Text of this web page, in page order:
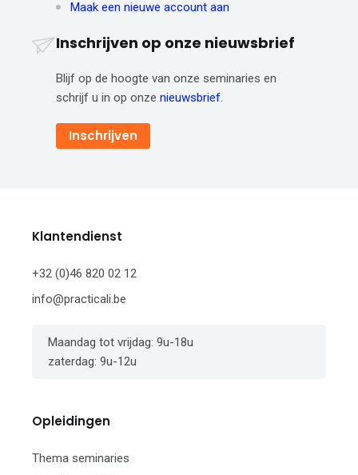
Maak een nieuwe account aan
Inschrijven op onze nieuwsbrief
Blijf op de hoogte van onze seminaries en
schrijf u in op onze nieuwsbrief
Inschrijven
Opleidingen
Thema seminaries
Klantendienst
+32 (0)46 820 02 12
info@practicali.be
Maandag tot vrijdag: 9u-18u
zaterdag: 9u-12u